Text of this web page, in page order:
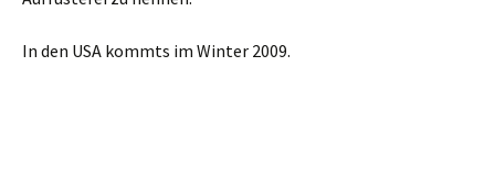
In den USA kommts im Winter 2009.